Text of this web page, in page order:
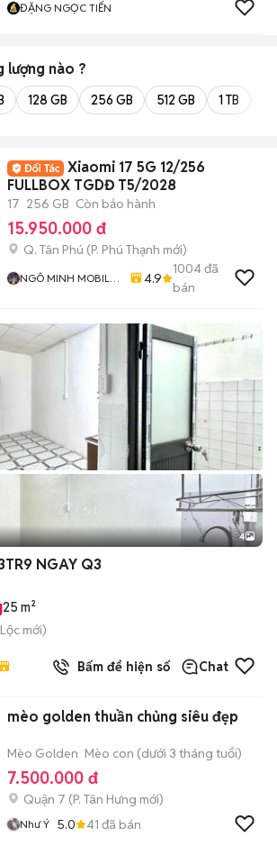
ĐẶNG NGỌC TIẾN
lượng nào ?
128 GB 256 GB 512 GB 1 TB
Xiaomi 17 5G 12/256
FULLBOX TGDĐ T5/2028
17 256 GB Còn bảo hành
15.950.000 đ
Q. Tân Phú (P. Phú Thạnh mới)
NGÔ MINH MOBILE
4.9
1004đã
bán
4
NGAY Q3
25 m²
mới)
Bấm để hiện số Chat
mèo golden thuần chủng siêu đẹp
Mèo Golden Mèo con (dưới 3 tháng tuổi)
7.500.000 đ
Quận 7 (P. Tân Hưng mới)
Như Ý 5.0 41 đã bán